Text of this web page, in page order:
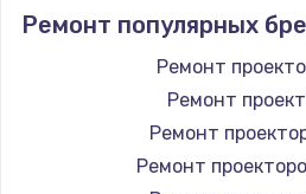
Ремонт популярных
Ремонт
Ремонт
Ремонт
Ремонт